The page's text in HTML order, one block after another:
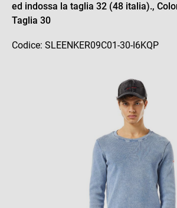
ed indossa la taglia 32 (48 italia).,
Taglia 30
Codice: SLEENKER09C01-30-I6KQP